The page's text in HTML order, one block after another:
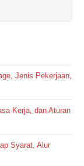
Jenis Pekerjaan,
Kerja, dan Aturan
Syarat, Alur